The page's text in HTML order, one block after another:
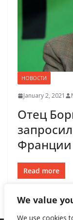
We value
We use cookies
НОВОСТИ
January 2, 2021
Отец
Франции
Read more